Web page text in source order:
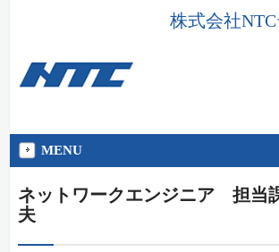
株式会社
MENU
ネットワークエンジニア 担当
夫